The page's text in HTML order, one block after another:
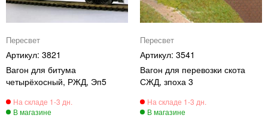
Пересвет
3821
Вагон для битума
четырёхосный, РЖД, Эп5
Пересвет
3541
Вагон для перевозки скота
СЖД, зпоха 3